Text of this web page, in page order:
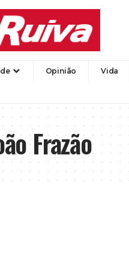
Opinião Vida
Frazão